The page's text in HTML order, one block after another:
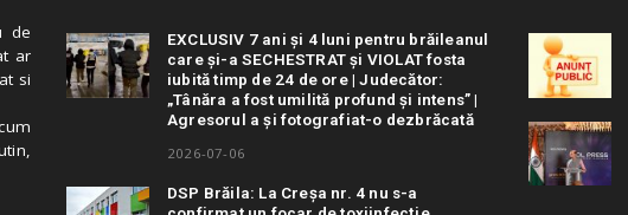
de
ar
si
EXCLUSIV 7 ani și 4 luni pentru brăileanul
care și-a SECHESTRAT și VIOLAT fosta
iubită timp de 24 de ore | Judecător:
„Tânăra a fost umilită profund și intens” |
Agresorul a și fotografiat-o dezbrăcată
2026-07-06
DSP Brăila: La Creșa nr. 4 nu s-a